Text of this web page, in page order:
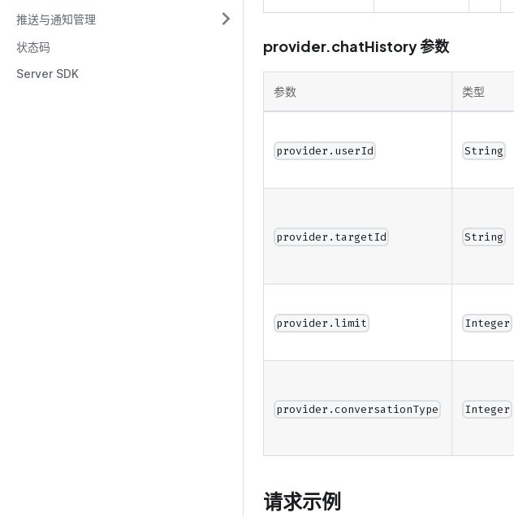
推送与通知管理
状态码
Server SDK
provider.chatHistory 参数
参数 类型
provider.userId String
provider.targetId String
provider.limit Integer
provider.conversationType Integer
请求示例